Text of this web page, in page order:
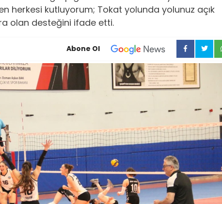
herkesi kutluyorum; Tokat yolunda yolunuz açık
olan desteğini ifade etti.
Abone Ol